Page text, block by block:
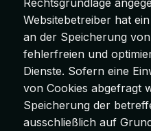
Websitebetreiber hat
an der Speicherung
fehlerfreien und
Dienste. Sofern eine
von Cookies abgefragt
Speicherung der
ausschließlich auf